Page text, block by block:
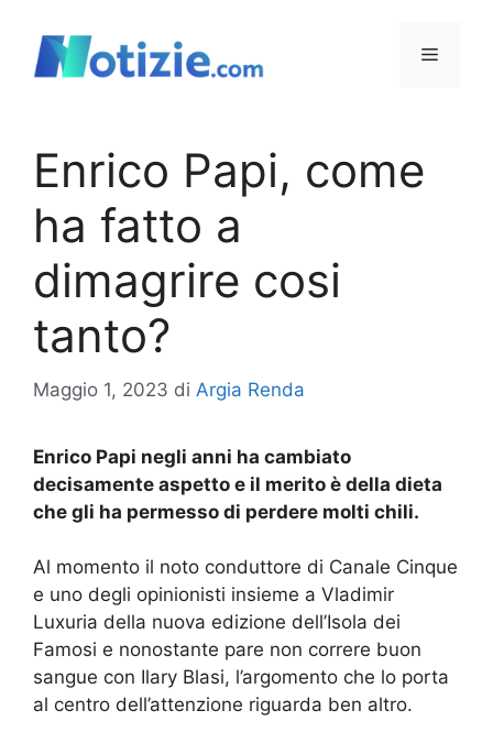
contenuto
Menu
Enrico Papi, come
ha fatto a
dimagrire cosi
tanto?
Maggio 1, 2023 di Argia Renda
Enrico Papi negli anni ha cambiato
decisamente aspetto e il merito è della dieta
che gli ha permesso di perdere molti chili.
Al momento il noto conduttore di Canale Cinque
e uno degli opinionisti insieme a Vladimir
Luxuria della nuova edizione dell’Isola dei
Famosi e nonostante pare non correre buon
sangue con Ilary Blasi, l’argomento che lo porta
al centro dell’attenzione riguarda ben altro.